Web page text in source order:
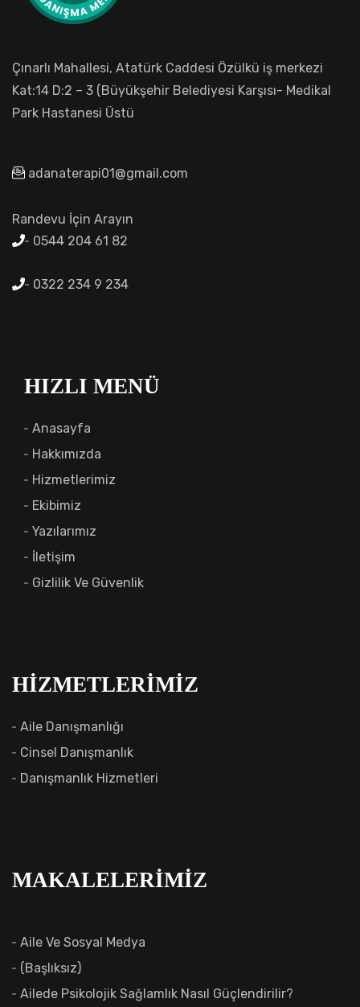
Çınarlı Mahallesi, Atatürk Caddesi Özülkü iş merkezi
Kat:14 D:2 – 3 (Büyükşehir Belediyesi Karşısı- Medikal
Park Hastanesi Üstü
adanaterapi01@gmail.com
Randevu İçin Arayın
0544 204 61 82
0322 234 9 234
HIZLI MENÜ
Anasayfa
Hakkımızda
Hizmetlerimiz
Ekibimiz
Yazılarımız
İletişim
Gizlilik Ve Güvenlik
HIZMETLERIMIZ
Aile Danışmanlığı
Cinsel Danışmanlık
Danışmanlık Hizmetleri
MAKALELERIMIZ
Aile Ve Sosyal Medya
(başlıksız)
Ailede Psikolojik Sağlamlık Nasıl Güçlendirilir?